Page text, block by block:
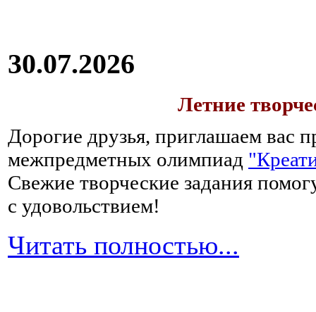
30.07.2026
Летние
Дорогие друзья, приглашаем вас
межпредметных олимпиад
Свежие творческие задания
с удовольствием!
Читать полностью...